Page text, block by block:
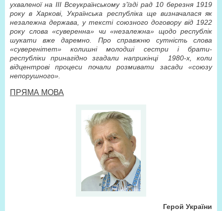
ухваленої на III Всеукраїнському з’їздi рад 10 березня 1919
року в Харковi, Українська республiка ще визначалася як
незалежна держава, у текстi союзного договору вiд 1922
року слова «суверенна» чи «незалежна» щодо республiк
шукати вже даремно. Про справжню сутнiсть слова
«суверенiтет» колишнi молодшi сестри i брати-
республiки принагiдно згадали наприкiнцi
1980-х, коли
вiдцентровi процеси почали розмивати засади «союзу
непорушного».
ПРЯМА МОВА
Герой України